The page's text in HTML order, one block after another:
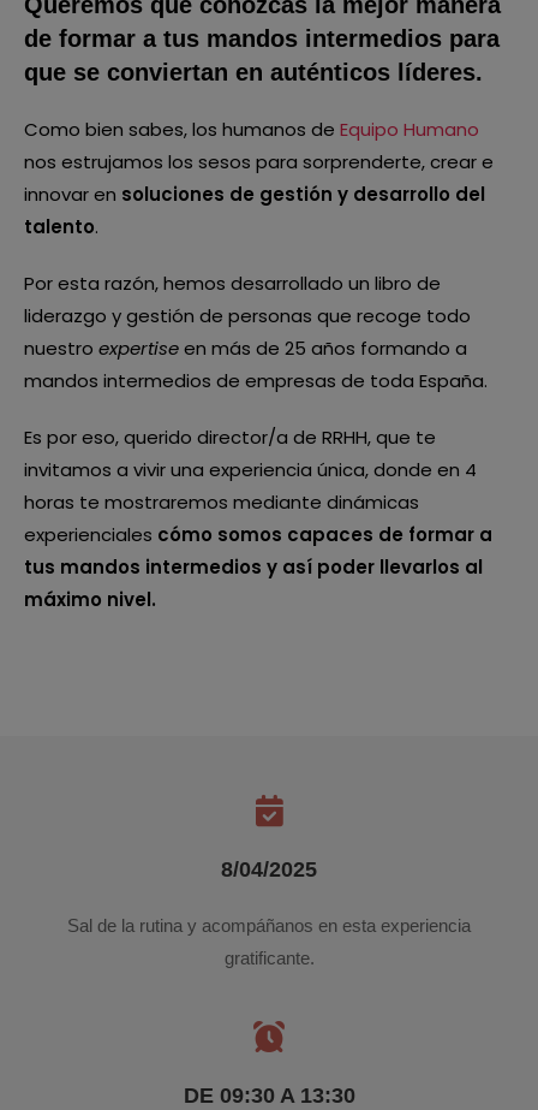
de formar a tus mandos intermedios para
que se conviertan en auténticos líderes.
Como bien sabes, los humanos de Equipo Humano
nos estrujamos los sesos para sorprenderte, crear e
innovar en soluciones de gestión y desarrollo del
talento.
Por esta razón, hemos desarrollado un libro de
liderazgo y gestión de personas que recoge todo
nuestro expertiseen más de 25 años formando a
mandos intermedios de empresas de toda España.
Es por eso, querido director/a de RRHH, que te
invitamos a vivir una experiencia única, donde en 4
horas te mostraremos mediante dinámicas
experienciales cómo somos capaces de formar a
tus mandos intermedios y así poder llevarlos al
máximo nivel.
8/04/2025
Sal de la rutina y acompáñanos en esta experiencia
gratificante.
DE 09:30 A 13:30